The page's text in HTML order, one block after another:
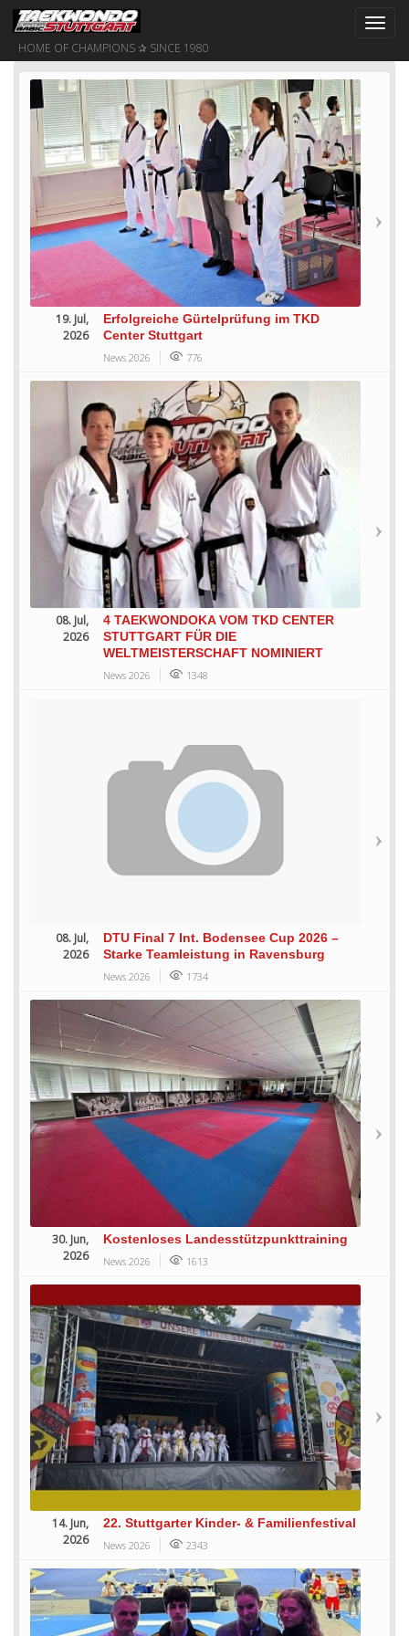
HOME OF CHAMPIONS ✰ SINCE 1980
19. Jul,
2026
Erfolgreiche Gürtelprüfung im TKD
Center Stuttgart
News 2026 776
08. Jul,
2026
4 TAEKWONDOKA VOM TKD CENTER
STUTTGART FÜR DIE
WELTMEISTERSCHAFT NOMINIERT
News 2026 1348
08. Jul,
2026
DTU Final 7 Int. Bodensee Cup 2026 –
Starke Teamleistung in Ravensburg
News 2026 1734
30. Jun,
2026
Kostenloses Landesstützpunkttraining
News 2026 1613
14. Jun,
2026
22. Stuttgarter Kinder- & Familienfestival
News 2026 2343